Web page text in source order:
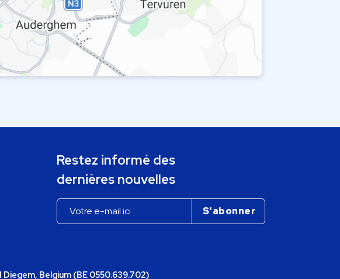
Restez informé des
dernières nouvelles
Belgium (BE 0550.639.702)